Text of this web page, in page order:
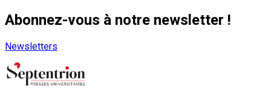
Abonnez-vous à notre newsletter !
Newsletters